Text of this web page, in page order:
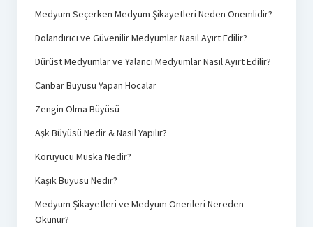
Medyum Seçerken Medyum Şikayetleri Neden Önemlidir?
Dolandırıcı ve Güvenilir Medyumlar Nasıl Ayırt Edilir?
Dürüst Medyumlar ve Yalancı Medyumlar Nasıl Ayırt Edilir?
Canbar Büyüsü Yapan Hocalar
Zengin Olma Büyüsü
Aşk Büyüsü Nedir & Nasıl Yapılır?
Koruyucu Muska Nedir?
Kaşık Büyüsü Nedir?
Medyum Şikayetleri ve Medyum Önerileri Nereden
Okunur?